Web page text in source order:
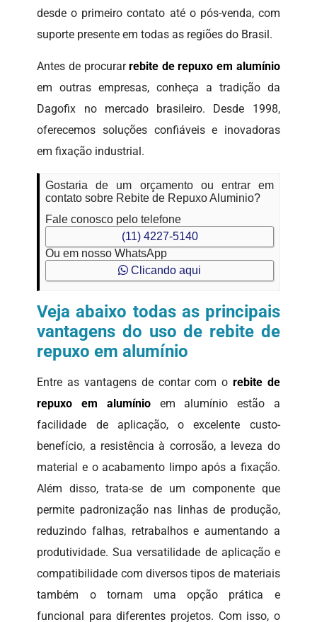
desde o primeiro contato até o pós-venda, com
suporte presente em todas as regiões do Brasil.
Antes de procurarrebite de repuxo em alumínio
em outras empresas, conheça a tradição da
Dagofix no mercado brasileiro. Desde 1998,
oferecemos soluções confiáveis e inovadoras
em fixação industrial.
Gostaria de um orçamento ou entrar em
contato sobre Rebite de Repuxo Aluminio?
Fale conosco pelo telefone
(11) 4227-5140
Ou em nosso WhatsApp
Clicando aqui
Veja abaixo todas as principais
vantagens do uso de rebite de
repuxo em alumínio
Entre as vantagens de contar com o rebite de
repuxo em alumínioem alumínio estão a
facilidade de aplicação, o excelente custo-
benefício, a resistência à corrosão, a leveza do
material e o acabamento limpo após a fixação.
Além disso, trata-se de um componente que
permite padronização nas linhas de produção,
reduzindo falhas, retrabalhos e aumentando a
produtividade. Sua versatilidade de aplicação e
compatibilidade com diversos tipos de materiais
também o tornam uma opção prática e
funcional para diferentes projetos. Com isso, o